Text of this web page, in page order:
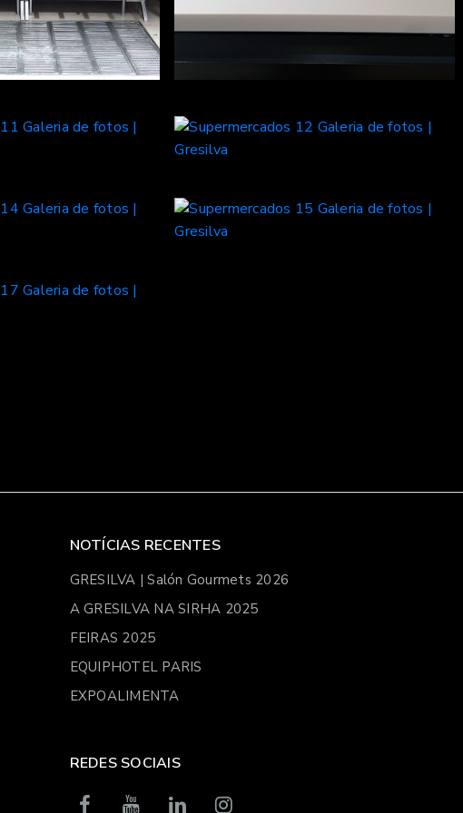
NOTÍCIAS RECENTES
GRESILVA | Salón Gourmets 2026
A GRESILVA NA SIRHA 2025
FEIRAS 2025
EQUIPHOTEL PARIS
EXPOALIMENTA
REDES SOCIAIS